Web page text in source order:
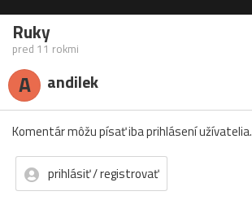
Ruky
pred 11 rokmi
A andilek
Komentár môžu písať iba prihlásení užívatelia.
prihlásiť / registrovať